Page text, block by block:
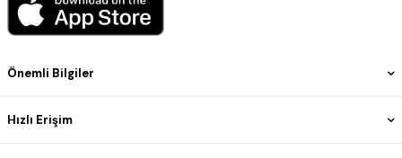
Önemli Bilgiler
Hızlı Erişim